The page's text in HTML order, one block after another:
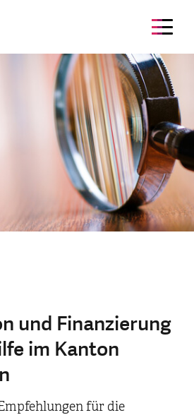
und Finanzierung
im Kanton
für die